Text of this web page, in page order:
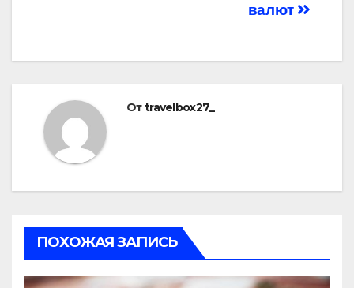
валют
Отtravelbox27_
ПОХОЖАЯ ЗАПИСЬ